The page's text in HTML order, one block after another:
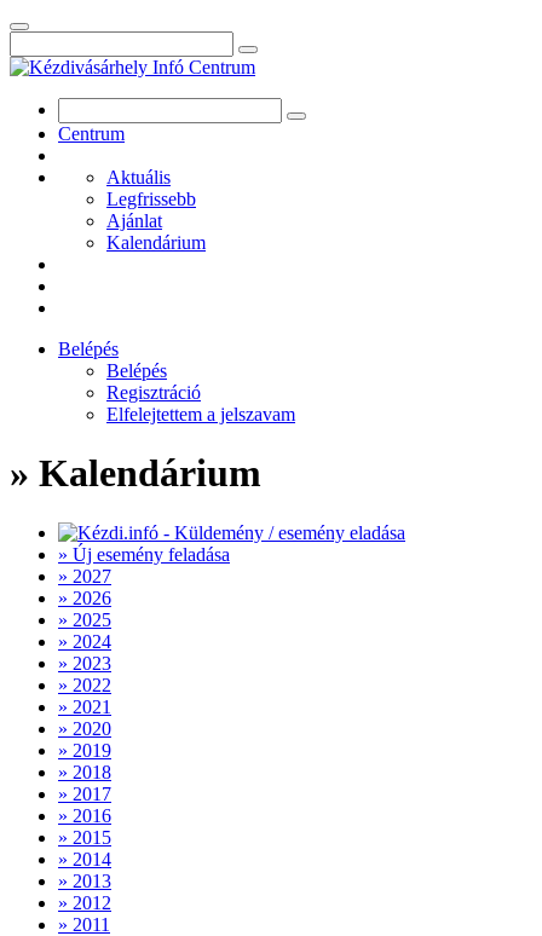
Centrum
Aktuális
Legfrissebb
Ajánlat
Kalendárium
Belépés
Belépés
Regisztráció
Elfelejtettem a jelszavam
» Kalendárium
» Új esemény feladása
» 2027
» 2026
» 2025
» 2024
» 2023
» 2022
» 2021
» 2020
» 2019
» 2018
» 2017
» 2016
» 2015
» 2014
» 2013
» 2012
» 2011